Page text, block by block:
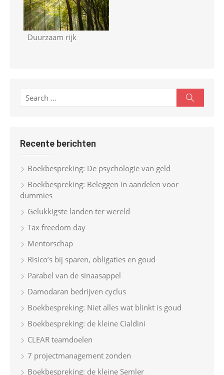
Duurzaam rijk
c
f
o
r
:
e
Recente berichten
Boekbespreking: De psychologie van geld
Boekbespreking: Beleggen in aandelen voor
dummies
Gelukkigste landen ter wereld
Tax freedom day
Mentorschap
Risico’s bij sparen, obligaties en goud
Parabel van de sinaasappel
Damodaran bedrijven cyclus
Boekbespreking: Niet alles wat blinkt is goud
Boekbespreking: de kleine Cialdini
CLEAR teamdoelen
7 projectmanagement zonden
Boekbespreking: de kleine Semler